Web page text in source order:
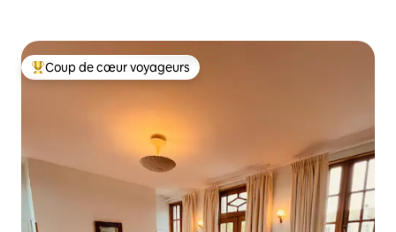
Coups de cœur voyageurs les plus appréciés
Coup de cœur voyageurs